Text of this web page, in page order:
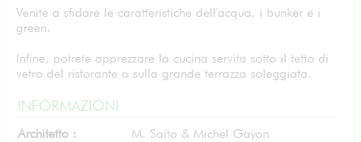
Venite a sfidare le caratteristiche dell'acqua, i bunker e i
green.
Infine, potrete apprezzare la cucina servita sotto il tetto di
vetro del ristorante o sulla grande terrazza soleggiata.
INFORMAZIONI
Architetto :
M. Saito & Michel Gayon